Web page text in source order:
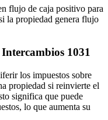
flujo de caja positivo para
la propiedad genera flujo
1031
los impuestos sobre
propiedad si reinvierte el
significa que puede
lo que aumenta su